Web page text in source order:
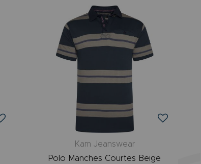
Kam Jeanswear
Polo Manches Courtes Beige